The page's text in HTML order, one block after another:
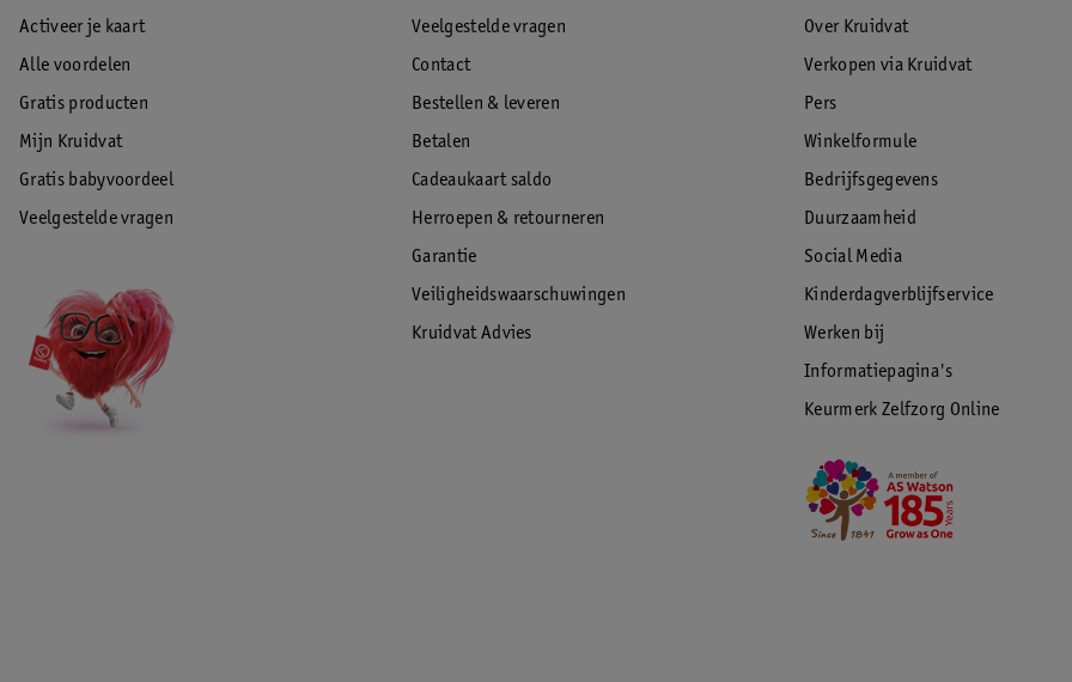
Activeer je kaart
Alle voordelen
Gratis producten
Mijn Kruidvat
Gratis babyvoordeel
Veelgestelde vragen
Veelgestelde vragen
Contact
Bestellen & leveren
Betalen
Cadeaukaart saldo
Herroepen & retourneren
Garantie
Veiligheidswaarschuwingen
Kruidvat Advies
Over Kruidvat
Verkopen via Kruidvat
Pers
Winkelformule
Bedrijfsgegevens
Duurzaamheid
Social Media
Kinderdagverblijfservice
Werken bij
Informatiepagina's
Keurmerk Zelfzorg Online